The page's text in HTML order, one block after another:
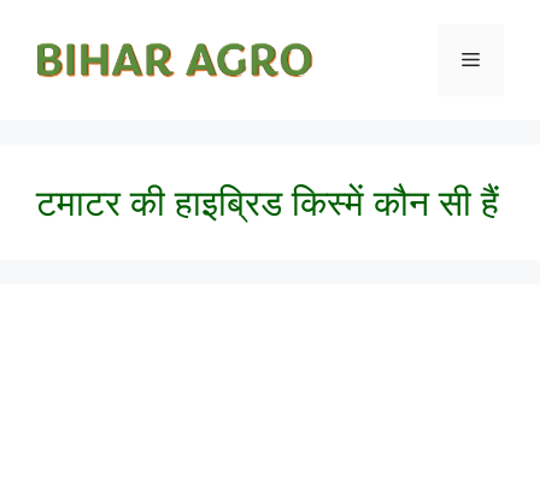
टमाटर की हाइब्रिड किस्में कौन सी हैं